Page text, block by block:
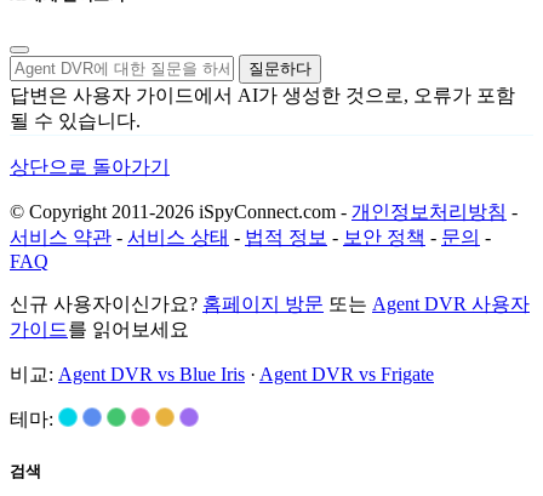
질문하다
답변은 사용자 가이드에서 AI가 생성한 것으로, 오류가 포함
될 수 있습니다.
상단으로 돌아가기
© Copyright 2011-2026 iSpyConnect.com - 개인정보처리방침 -
서비스 약관 - 서비스 상태 - 법적 정보 - 보안 정책 - 문의 -
FAQ
신규 사용자이신가요? 홈페이지 방문 또는 Agent DVR 사용자
가이드를 읽어보세요
비교: Agent DVR vs Blue Iris · Agent DVR vs Frigate
테마:
검색